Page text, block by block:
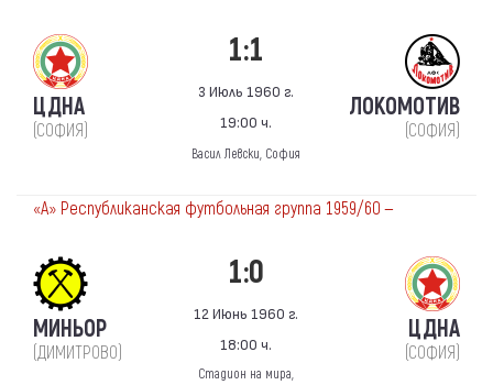
ЦДНА
(СОФИЯ)
1:1
3 Июль 1960 г.
19:00 ч.
Васил Левски, София
ЛОКОМОТИВ
(СОФИЯ)
«А» Республиканская футбольная группа 1959/60 —
МИНЬОР
(ДИМИТРОВО)
1:0
12 Июнь 1960 г.
18:00 ч.
Стадион на мира,
ЦДНА
(СОФИЯ)